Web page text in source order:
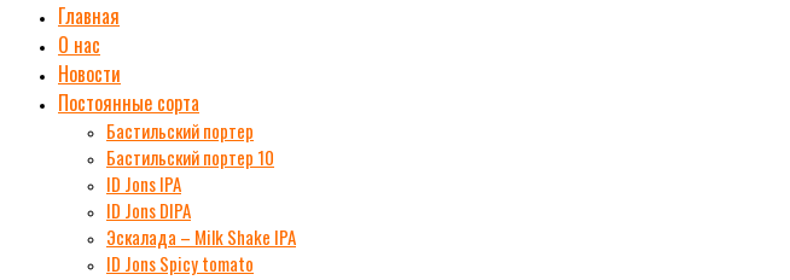
Главная
О нас
Новости
Постоянные сорта
Бастильский портер
Бастильский портер 10
ID Jons IPA
ID Jons DIPA
Эскалада – Milk Shake IPA
ID Jons Spicy tomato